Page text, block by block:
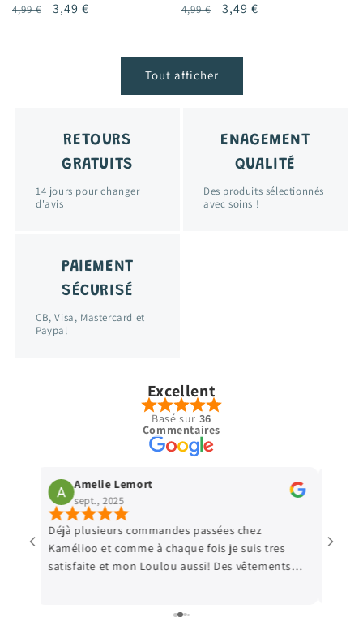
Prix
4,99 €
Prix
3,49 €
Prix
4,99 €
Prix
3,49 €
Tout afficher
RETOURS
GRATUITS
14 jours pour changer
d'avis
ENAGEMENT
QUALITÉ
Des produits sélectionnés
avec soins !
PAIEMENT
SÉCURISÉ
CB, Visa, Mastercard et
Paypal
Excellent
Basé sur 36
Commentaires
Amelie Lemort
sept., 2025
Déjà plusieurs commandes passées chez
Kamélioo et comme à chaque fois je suis tres
satisfaite et mon Loulou aussi! Des vêtements
vite! Hâte de passer ma prochaine commande!